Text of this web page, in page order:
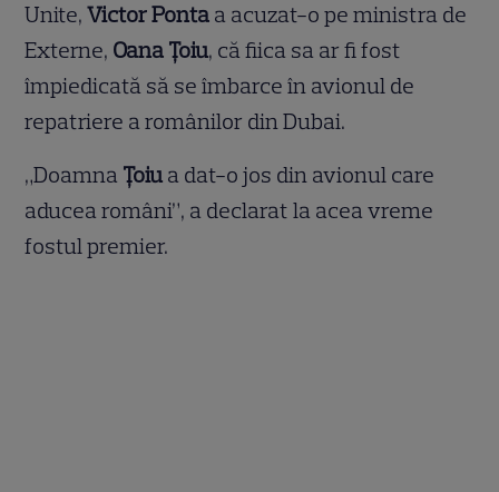
Unite,Victor Ponta a acuzat-o pe ministra de
Externe, Oana Țoiu, că fiica sa ar fi fost
împiedicată să se îmbarce în avionul de
repatriere a românilor din Dubai.
„Doamna Țoiu a dat-o jos din avionul care
aducea români”, a declarat la acea vreme
fostul premier.